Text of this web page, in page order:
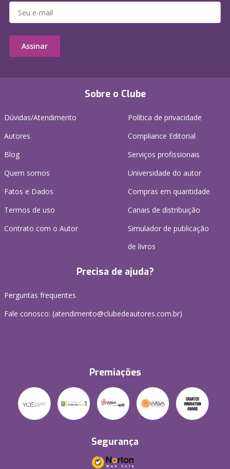
Sobre o Clube
Dúvidas/Atendimento
Autores
Blog
Quem somos
Fatos e Dados
Termos de uso
Contrato com o Autor
Política de privacidade
Compliance Editorial
Serviços profissionais
Universidade do autor
Compras em quantidade
Canais de distribuição
Simulador de publicação
de livros
Precisa de ajuda?
Perguntas frequentes
Fale conosco: (atendimento@clubedeautores.com.br)
Premiações
Segurança
Assinar